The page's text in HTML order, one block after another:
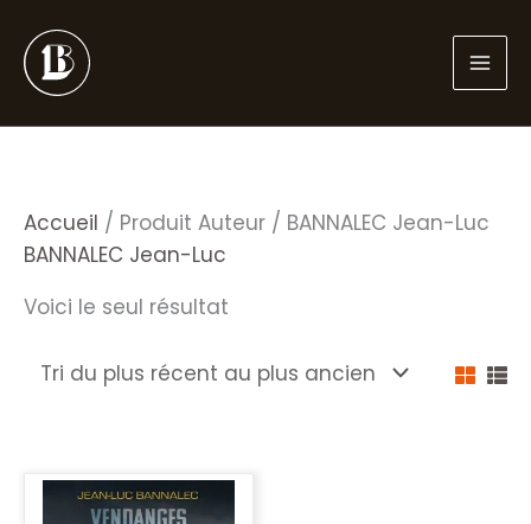
au
contenu
Accueil / Produit Auteur / BANNALEC Jean-Luc
BANNALEC Jean-Luc
Voici le seul résultat